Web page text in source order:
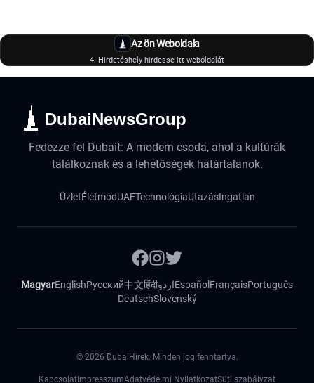
Az ön Weboldala
4. Hirdetéshely hirdesse itt weboldalát
DubaiNewsGroup
Fedezze fel Dubait: A modern csoda, ahol a kultúrák
találkoznak és a lehetőségek határtalanok.
ÜzletÉletmódUAETechnológiaUtazásIngatlan
MagyarEnglishРусский中文हिंदीاردوEspañol FrançaisPortuguês
DeutschSlovenský
© 2026 DubaiHirek. Minden jog fenntartva.
Kapcsolat ImpresszumAdatvédelmi NyilatkozatSüti szabályzat